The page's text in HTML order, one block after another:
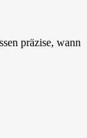
präzise, wann